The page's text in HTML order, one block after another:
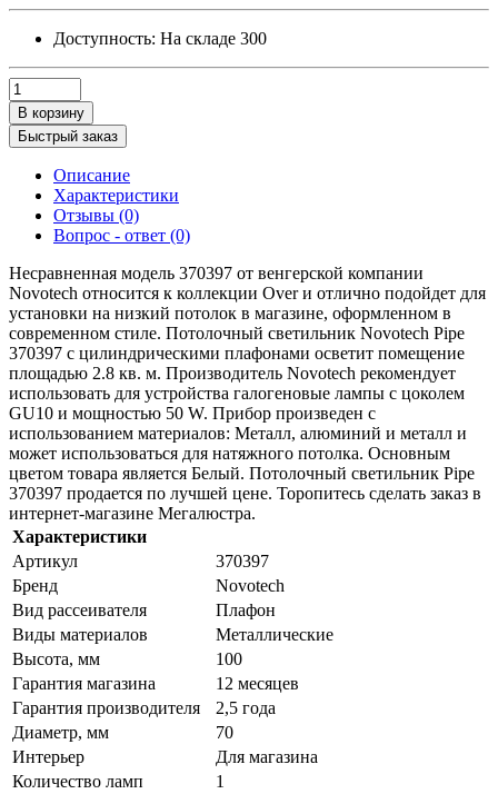
Доступность: На складе 300
В корзину
Быстрый заказ
Описание
Характеристики
Отзывы (0)
Вопрос - ответ (0)
Несравненная модель 370397 от венгерской компании
Novotech относится к коллекции Over и отлично подойдет для
установки на низкий потолок в магазине, оформленном в
современном стиле. Потолочный светильник Novotech Pipe
370397 с цилиндрическими плафонами осветит помещение
площадью 2.8 кв. м. Производитель Novotech рекомендует
использовать для устройства галогеновые лампы с цоколем
GU10 и мощностью 50 W. Прибор произведен с
использованием материалов: Металл, алюминий и металл и
может использоваться для натяжного потолка. Основным
цветом товара является Белый. Потолочный светильник Pipe
370397 продается по лучшей цене. Торопитесь сделать заказ в
интернет-магазине Мегалюстра.
Характеристики
Артикул
370397
Бренд
Novotech
Вид рассеивателя
Плафон
Виды материалов
Металлические
Высота, мм
100
Гарантия магазина
12 месяцев
Гарантия производителя
2,5 года
Диаметр, мм
70
Интерьер
Для магазина
Количество ламп
1